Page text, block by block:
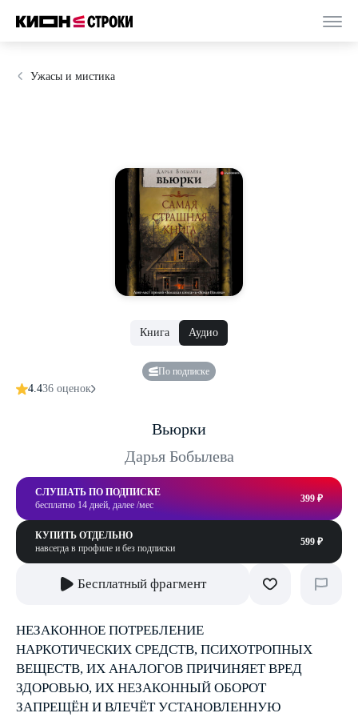
Ужасы и мистика
Книга Аудио
По подписке
4.436 оценок
Вьюрки
Дарья Бобылева
СЛУШАТЬ ПО ПОДПИСКЕ
бесплатно 14 дней, далее /мес
399 ₽
КУПИТЬ ОТДЕЛЬНО
навсегда в профиле и без подписки
599 ₽
Бесплатный фрагмент
НЕЗАКОННОЕ ПОТРЕБЛЕНИЕ
НАРКОТИЧЕСКИХ СРЕДСТВ, ПСИХОТРОПНЫХ
ВЕЩЕСТВ, ИХ АНАЛОГОВ ПРИЧИНЯЕТ ВРЕД
ЗДОРОВЬЮ, ИХ НЕЗАКОННЫЙ ОБОРОТ
ЗАПРЕЩЁН И ВЛЕЧЁТ УСТАНОВЛЕННУЮ